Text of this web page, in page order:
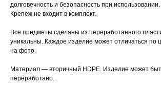
долговечность и безопасность при
Крепеж не входит в комплект.
Все предметы сделаны из переработанного
уникальны. Каждое изделие может отличаться по
на фото.
Материал — вторичный HDPE. Изделие может
переработано.